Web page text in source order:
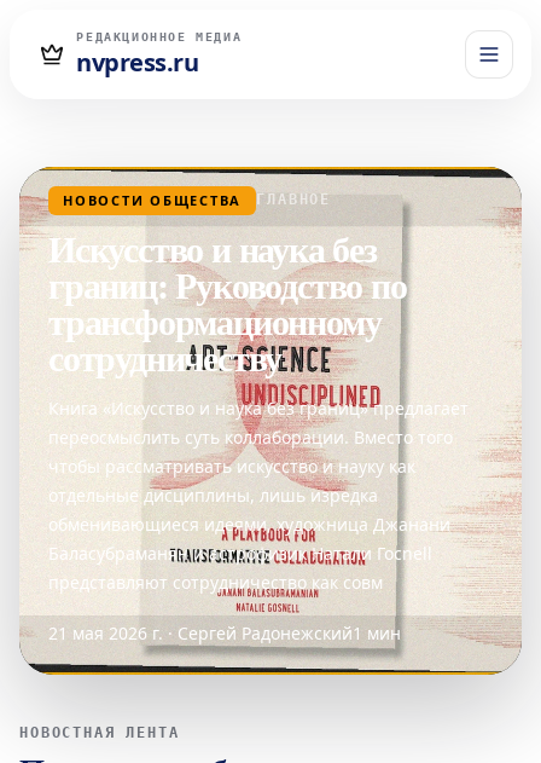
РЕДАКЦИОННОЕ МЕДИА
nvpress.ru
НОВОСТИ ОБЩЕСТВА ГЛАВНОЕ
Искусство и наука без
границ: Руководство по
трансформационному
сотрудничеству
Книга «Искусство и наука без границ» предлагает
переосмыслить суть коллаборации. Вместо того
чтобы рассматривать искусство и науку как
отдельные дисциплины, лишь изредка
обменивающиеся идеями, художница Джанани
Баласубраманян и астрофизик Натали Госnell
представляют сотрудничество как совм
21 мая 2026 г. · Сергей Радонежский1 мин
НОВОСТНАЯ ЛЕНТА